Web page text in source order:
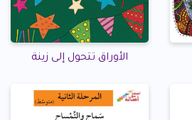
الأوراق تتحول إلى زينة